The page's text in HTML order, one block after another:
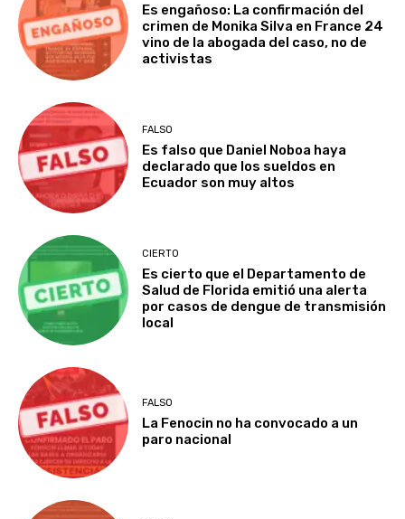
Es engañoso: La confirmación del
crimen de Monika Silva en France 24
vino de la abogada del caso, no de
activistas
FALSO
Es falso que Daniel Noboa haya
declarado que los sueldos en
Ecuador son muy altos
CIERTO
Es cierto que el Departamento de
Salud de Florida emitió una alerta
por casos de dengue de transmisión
local
FALSO
La Fenocin no ha convocado a un
paro nacional